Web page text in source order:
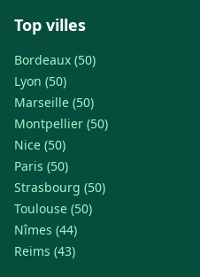
Top villes
Bordeaux (50)
Lyon (50)
Marseille (50)
Montpellier (50)
Nice (50)
Paris (50)
Strasbourg (50)
Toulouse (50)
Nîmes (44)
Reims (43)